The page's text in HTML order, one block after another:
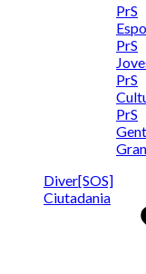
PrS
PrS
PrS
PrS
Gent
Gran
Diver[SOS]
Ciutadania